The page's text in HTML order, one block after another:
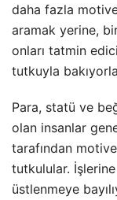
daha fazla
aramak yerine,
onları tatmin
tutkuyla
Para, statü ve
olan insanlar
tarafından
tutkulular.
üstlenmeye